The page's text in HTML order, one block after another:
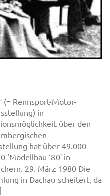
(= Rennsport-Motor-
in
über den
hat über 49.000
‘Modellbau ‘80′ in
29. März 1980 Die
in Dachau scheitert, da